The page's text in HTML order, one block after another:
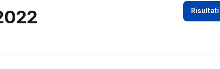
Risultati